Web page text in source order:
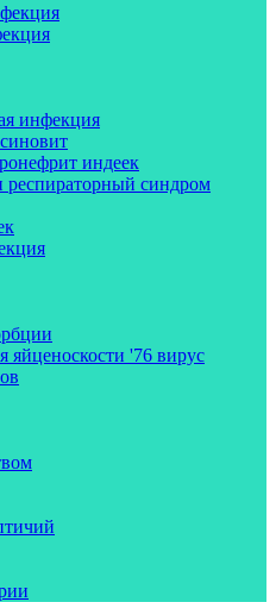
инфекция
индеек
синдром
'76 вирус